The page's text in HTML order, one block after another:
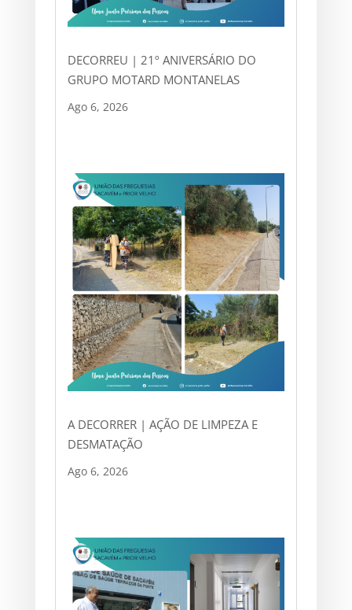
DECORREU | 21º ANIVERSÁRIO DO
GRUPO MOTARD MONTANELAS
Ago 6, 2026
A DECORRER | AÇÃO DE LIMPEZA E
DESMATAÇÃO
Ago 6, 2026